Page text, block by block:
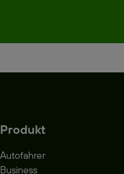
Produkt
Autofahrer
Business